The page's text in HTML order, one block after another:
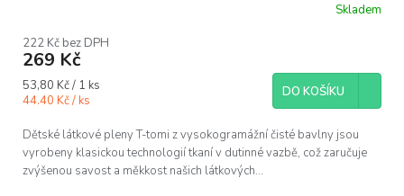
produktu
je
z
5
Skladem
222 Kč bez DPH
269 Kč
Měrná
cena:
53,80 Kč / 1 ks
44.40 Kč / ks
DO KOŠÍKU
Dětské látkové pleny T-tomi z vysokogramážní čisté bavlny jsou
vyrobeny klasickou technologií tkaní v dutinné vazbě, což zaručuje
zvýšenou savost a měkkost našich látkových...